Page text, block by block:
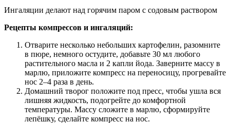
Ингаляции делают над горячим паром с содовым раствором
Рецепты компрессов и ингаляций:
Отварите несколько небольших картофелин, разомните
в пюре, немного остудите, добавьте 30 мл любого
растительного масла и 2 капли йода. Заверните массу в
марлю, приложите компресс на переносицу, прогревайте
нос 2–4 раза в день.
Домашний творог положите под пресс, чтобы ушла вся
лишняя жидкость, подогрейте до комфортной
температуры. Массу сложите в марлю, сформируйте
лепёшку, сделайте компресс на нос.